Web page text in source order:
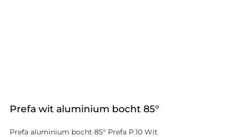
Prefa wit aluminium bocht 85°
Prefa aluminium bocht 85° Prefa P.10 Wit